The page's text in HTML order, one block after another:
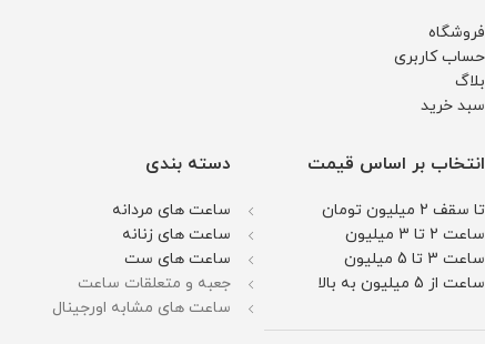
فروشگاه
حساب کاربری
بلاگ
سبد خرید
انتخاب بر اساس قیمت
تا سقف 2 میلیون تومان
ساعت 2 تا 3 میلیون
ساعت 3 تا 5 میلیون
ساعت از 5 میلیون به بالا
دسته بندی
ساعت های مردانه
ساعت های زنانه
ساعت های ست
جعبه و متعلقات ساعت
ساعت های مشابه اورجینال